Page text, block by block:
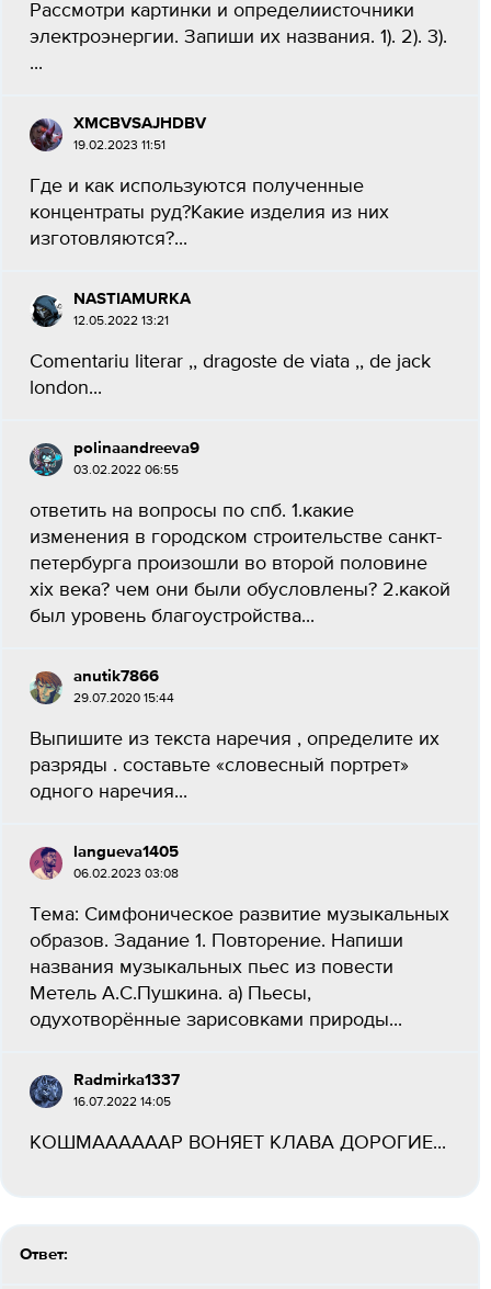
Рассмотри картинки и определиисточники
электроэнергии. Запиши их названия. 1). 2). 3).
​...
XMCBVSAJHDBV
19.02.2023 11:51
Где и как используются полученные
концентраты руд?Какие изделия из них
изготовляются?...
NASTIAMURKA
12.05.2022 13:21
Comentariu literar ,, dragoste de viata ,, de jack
london​...
polinaandreeva9
03.02.2022 06:55
ответить на вопросы по спб. 1.какие
изменения в городском строительстве санкт-
петербурга произошли во второй половине
xix века? чем они были обусловлены? 2.какой
был уровень благоустройства...
anutik7866
29.07.2020 15:44
Выпишите из текста наречия , определите их
разряды . составьте «словесный портрет»
одного наречия...
langueva1405
06.02.2023 03:08
Тема: Симфоническое развитие музыкальных
образов. Задание 1. Повторение. Напиши
названия музыкальных пьес из повести
Метель А.С.Пушкина. а) Пьесы,
одухотворённые зарисовками природы...
Radmirka1337
16.07.2022 14:05
КОШМААААААР ВОНЯЕТ КЛАВА ДОРОГИЕ...
Ответ: